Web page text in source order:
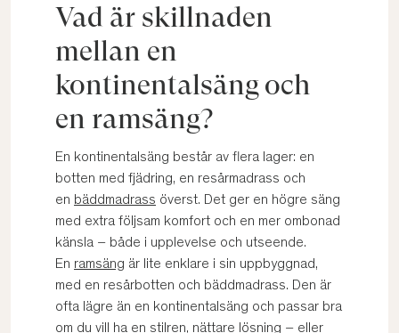
Vad är skillnaden
mellan en
kontinentalsäng och
en ramsäng?
En kontinentalsäng består av flera lager: en
botten med fjädring, en resårmadrass och
en bäddmadrass överst. Det ger en högre säng
med extra följsam komfort och en mer ombonad
känsla – både i upplevelse och utseende.
En ramsäng är lite enklare i sin uppbyggnad,
med en resårbotten och bäddmadrass. Den är
ofta lägre än en kontinentalsäng och passar bra
om du vill ha en stilren, nättare lösning – eller